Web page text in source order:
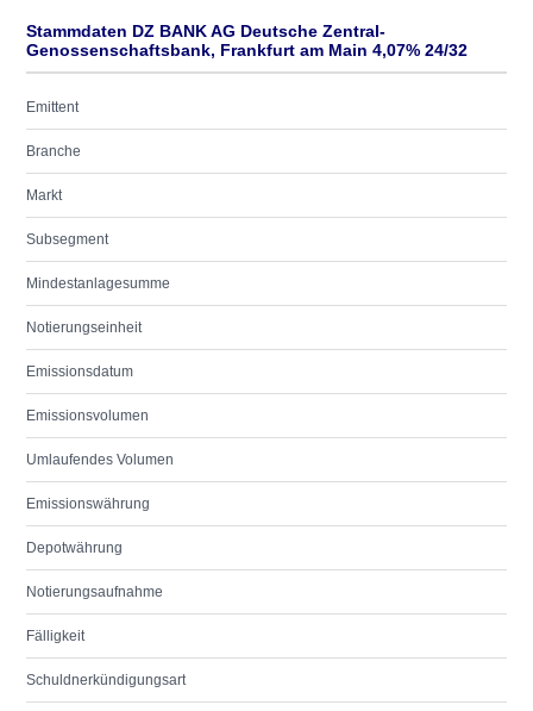
Stammdaten DZ BANK AG Deutsche Zentral-
Genossenschaftsbank, Frankfurt am Main 4,07% 24/32
Emittent
Branche
Markt
Subsegment
Mindestanlagesumme
Notierungseinheit
Emissionsdatum
Emissionsvolumen
Umlaufendes Volumen
Emissionswährung
Depotwährung
Notierungsaufnahme
Fälligkeit
Schuldnerkündigungsart